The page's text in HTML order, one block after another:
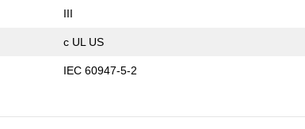
III
c UL US
IEC 60947-5-2